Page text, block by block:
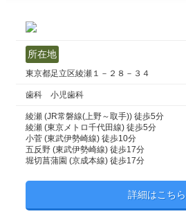
所在地
東京都足立区綾瀬１－２８－３４
歯科 小児歯科
綾瀬 (JR常磐線(上野～取手)) 徒歩5分
綾瀬 (東京メトロ千代田線) 徒歩5分
小菅 (東武伊勢崎線) 徒歩10分
五反野 (東武伊勢崎線) 徒歩17分
堀切菖蒲園 (京成本線) 徒歩17分
詳細はこちら